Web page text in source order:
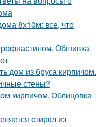
8х10м: все, что
Обшивка
дом из бруса кирпичом.
стены?
кирпичом. Облицовка
стирол из